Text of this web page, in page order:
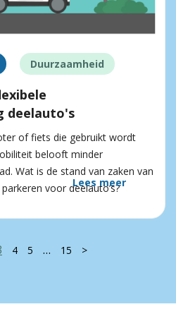
Duurzaamheid
deelauto's
of fiets die gebruikt wordt
belooft minder
Wat is de stand van zaken van
voor deelauto’s?
Lees meer
4 5 … 15 >